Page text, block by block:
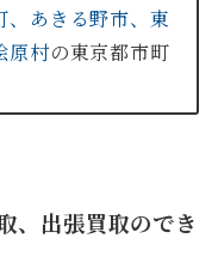
あきる野市、 東
原村の東京都市町
、出張買取のでき